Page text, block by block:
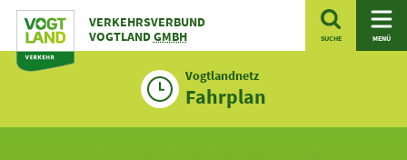
Zum
Inhalt
VERKEHRSVERBUND
VOGTLANDGMBH SUCHE MENÜ
Vogtlandnetz
Fahrplan